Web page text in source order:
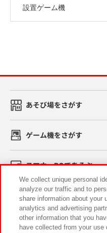
設置ゲーム機
あそび場をさがす
ゲーム機をさがす
スマホ・PCであそぶ
イベント・キャンペーン
We collect unique personal
analyze our traffic and to
share information about your
analytics and advertising
other information that you
have collected from your